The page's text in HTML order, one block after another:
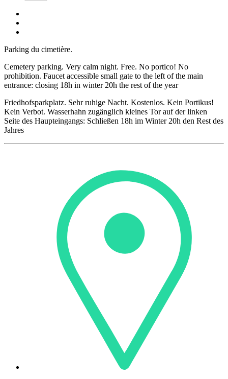
Parking du cimetière.
Cemetery parking. Very calm night. Free. No portico! No
prohibition. Faucet accessible small gate to the left of the main
entrance: closing 18h in winter 20h the rest of the year
Friedhofsparkplatz. Sehr ruhige Nacht. Kostenlos. Kein Portikus!
Kein Verbot. Wasserhahn zugänglich kleines Tor auf der linken
Seite des Haupteingangs: Schließen 18h im Winter 20h den Rest des
Jahres